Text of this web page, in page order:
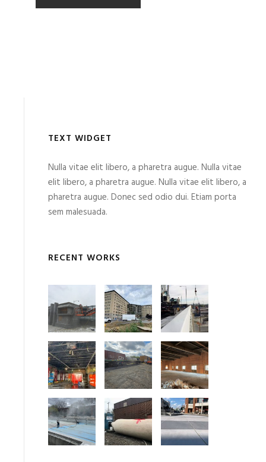
TEXT WIDGET
Nulla vitae elit libero, a pharetra augue. Nulla vitae
elit libero, a pharetra augue. Nulla vitae elit libero, a
pharetra augue. Donec sed odio dui. Etiam porta
sem malesuada.
RECENT WORKS